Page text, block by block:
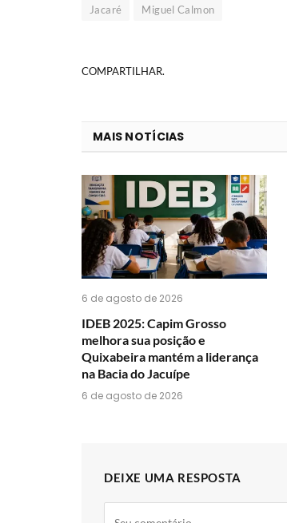
Jacaré Miguel Calmon
COMPARTILHAR.
MAIS NOTÍCIAS
6 de agosto de 2026
IDEB 2025: Capim Grosso
melhora sua posição e
Quixabeira mantém a liderança
na Bacia do Jacuípe
6 de agosto de 2026
DEIXE UMA RESPOSTA